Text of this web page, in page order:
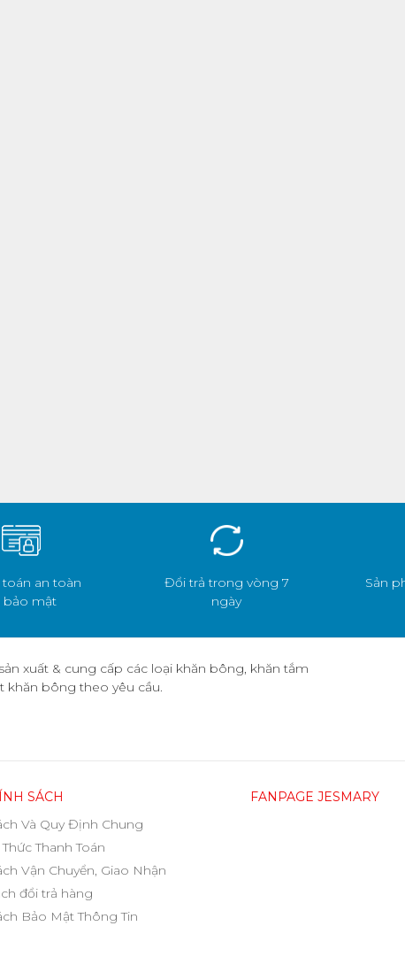
toán an toàn
bảo mật
Đổi trả trong vòng 7
ngày
Sản
xuất & cung cấp các loại khăn bông, khăn tắm
khăn bông theo yêu cầu.
SÁCH
Và Quy Định Chung
Thanh Toán
Vận Chuyển, Giao Nhận
đổi trả hàng
Bảo Mật Thông Tin
FANPAGE JESMARY